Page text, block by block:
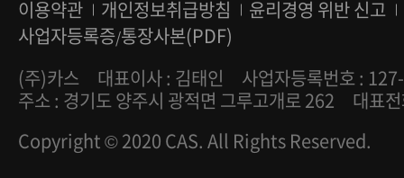
이용약관 개인정보취급방침
윤리경영 위반 신고
사업자등록증/통장사본(PDF)
(주)카스
대표이사 : 김태인
사업자등록번호 :
주소 : 경기도 양주시 광적면 그루고개로 262
대표
Copyright © 2020 CAS. All Rights Reserved.